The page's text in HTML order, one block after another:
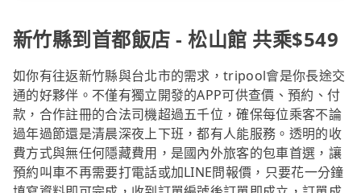
新竹縣到首都飯店 - 松山館 共乘$549
如你有往返新竹縣與台北市的需求，tripool會是你長途交
通的好夥伴。不僅有獨立開發的APP可供查價、預約、付
款，合作註冊的合法司機超過五千位，確保每位乘客不論
過年過節還是清晨深夜上下班，都有人能服務。透明的收
費方式與無任何隱藏費用，是國內外旅客的包車首選，讓
預約叫車不再需要打電話或加LINE問報價，只要花一分鐘